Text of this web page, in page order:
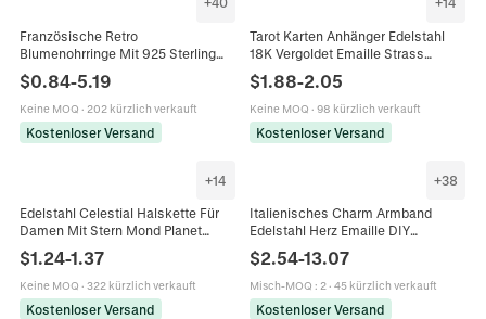
Französische Retro
Blumenohrringe Mit 925 Sterling
Rose Tulpe Schmuck Für Damen
$0.84-5.19
Keine MOQ · 202 kürzlich verkauft
Kostenloser Versand
Tarot Karten Anhänger Edelstahl
18K Vergoldet Emaille Strass
Schmuckherstellung Zubehör
$1.88-2.05
Keine MOQ · 98 kürzlich verkauft
Kostenloser Versand
+14
Edelstahl Celestial Halskette Für
Damen Mit Stern Mond Planet
Anhänger Blau Emaille Strass
Mode Schmuck
$1.24-1.37
Keine MOQ · 322 kürzlich verkauft
Kostenloser Versand
+38
Italienisches Charm Armband
Edelstahl Herz Emaille DIY
Modulares Gliederschmuck
Geschenk Für Frauen Mädchen
$2.54-13.07
Misch-MOQ : 2· 45 kürzlich verkauft
Kostenloser Versand